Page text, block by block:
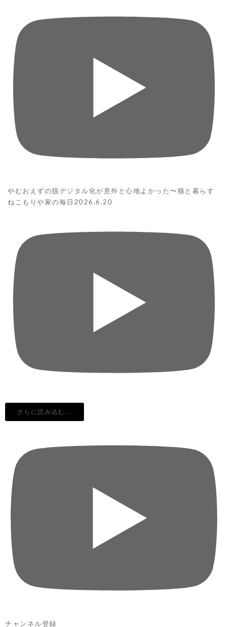
やむおえずの脱デジタル化が意外と心地よかった〜猫と暮らす
ねこもりや家の毎日2026.6.20
さらに読み込む...
チャンネル登録